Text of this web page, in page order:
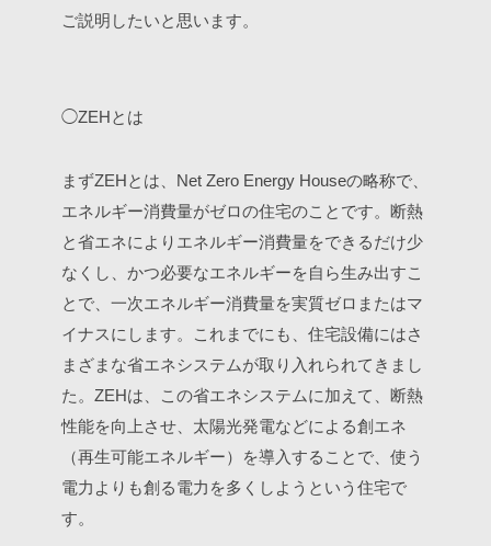
ご説明したいと思います。
◯ZEHとは
まずZEHとは、Net Zero Energy Houseの略称で、
エネルギー消費量がゼロの住宅のことです。断熱
と省エネによりエネルギー消費量をできるだけ少
なくし、かつ必要なエネルギーを自ら生み出すこ
とで、一次エネルギー消費量を実質ゼロまたはマ
イナスにします。これまでにも、住宅設備にはさ
まざまな省エネシステムが取り入れられてきまし
た。ZEHは、この省エネシステムに加えて、断熱
性能を向上させ、太陽光発電などによる創エネ
（再生可能エネルギー）を導入することで、使う
電力よりも創る電力を多くしようという住宅で
す。